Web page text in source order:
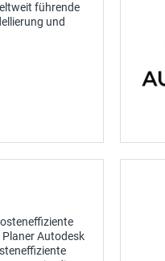
führende
und
Autodesk